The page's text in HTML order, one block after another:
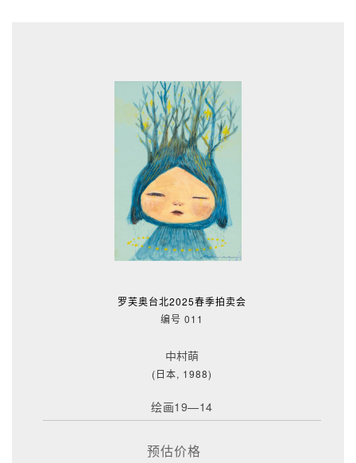
罗芙奥台北2025春季拍卖会
编号 011
中村萌
(日本, 1988)
绘画19—14
预估价格